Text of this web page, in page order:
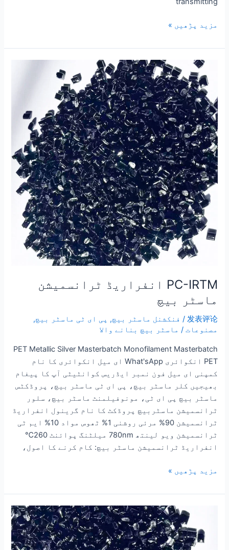
مزید پڑھیں »
PC-IRTM انفراریڈ ٹرانسمیشن
ماسٹر بیچ
发表评论
/ فنکشنل ماسٹر بیچ, پی ای ٹی ماسٹر بیچ,
مصنوعات / ماسٹر بیچ بنانے والا
PET Metallic Silver Masterbatch Monofilament Masterbatch
PET انکوائری What'sApp ای میل انکوائری کا نام
کمپنی ای میل فون نمبر ایڈریس کوانٹیٹی آپ کا پیغام
بھیجیں کلر ماسٹر بیچ، پی ای ٹی ماسٹر بیچ، پروڈکٹس
ماسٹر بیچ پی ای ٹی، مونوفیلمنٹ ماسٹر بیچ، سلور
ٹرانسمیشن ماسٹربیچ پروڈکٹ کا نام گرینول انفراریڈ
ٹرانسمیشن 90% مرئی روشنی 1% ٹھوس مواد 10% ایم ٹی
ٹرانسمیشن ویو لینتھ 780nm میلٹنگ پوائنٹ 260℃
انفراریڈ ٹرانسمیشن ماسٹر بیچ: کام کرنے کا اصول،
PC-
IRTM
انفراریڈ
ٹرانسمیشن
ماسٹر
بیچ
مزید پڑھیں »
انفراریڈ
ٹرانسمیٹینس
≥90%